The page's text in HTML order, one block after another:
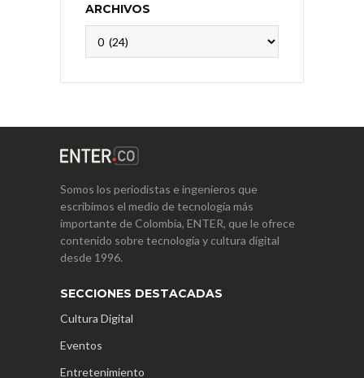
ARCHIVOS
Somos los periodistas e ingenieros que
escribimos el medio de tecnología más
importante de Colombia, ENTER, que le ofrece
contenido sobre tecnología y cultura digital
desde 1996.
SECCIONES DESTACADAS
Cultura Digital
Eventos
Entretenimiento